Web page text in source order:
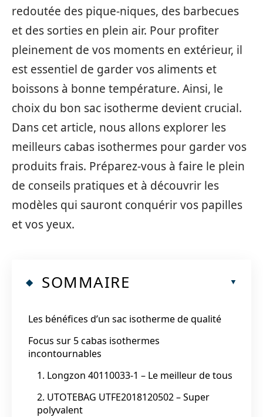
redoutée des pique-niques, des barbecues
et des sorties en plein air. Pour profiter
pleinement de vos moments en extérieur, il
est essentiel de garder vos aliments et
boissons à bonne température. Ainsi, le
choix du bon sac isotherme devient crucial.
Dans cet article, nous allons explorer les
meilleurs cabas isothermes pour garder vos
produits frais. Préparez-vous à faire le plein
de conseils pratiques et à découvrir les
modèles qui sauront conquérir vos papilles
et vos yeux.
SOMMAIRE
Les bénéfices d’un sac isotherme de qualité
Focus sur 5 cabas isothermes
incontournables
1. Longzon 40110033-1 – Le meilleur de tous
2. UTOTEBAG UTFE2018120502 – Super
polyvalent